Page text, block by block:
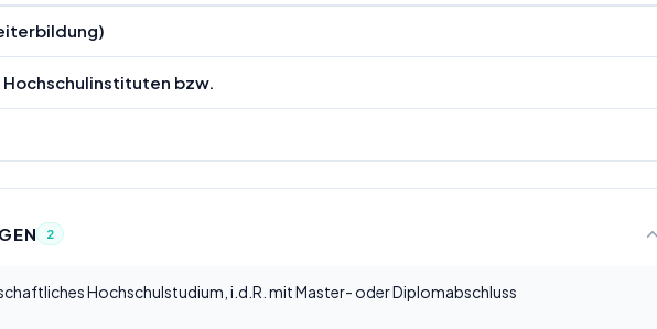
bzw.
2
Hochschulstudium, i.d.R. mit Master- oder Diplomabschluss